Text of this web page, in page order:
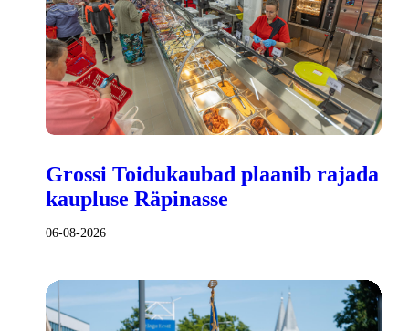
Grossi Toidukaubad plaanib rajada
kaupluse Räpinasse
06-08-2026